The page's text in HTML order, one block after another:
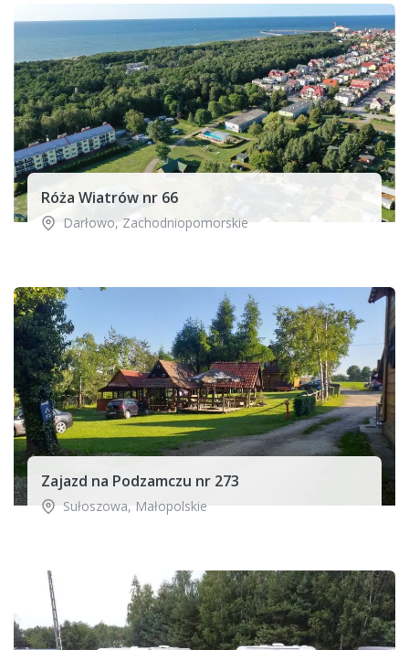
Róża Wiatrów nr 66
Darłowo, Zachodniopomorskie
Zajazd na Podzamczu nr 273
Sułoszowa, Małopolskie